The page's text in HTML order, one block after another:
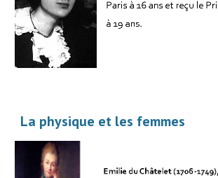
La physique et les femmes